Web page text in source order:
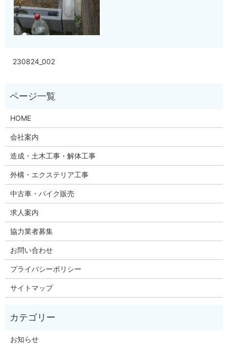
230824_002
HOME
会社案内
造成・土木工事・解体工事
外構・エクステリア工事
中古車・バイク販売
求人案内
協力業者募集
お問い合わせ
プライバシーポリシー
サイトマップ
お知らせ